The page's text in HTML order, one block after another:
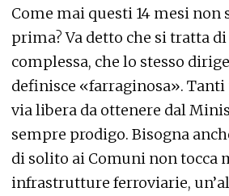
Come mai questi 14 mesi
prima? Va detto che si tratta
complessa, che lo stesso
definisce «farraginosa».
via libera da ottenere dal
sempre prodigo. Bisogna
di solito ai Comuni non tocca
infrastrutture ferroviarie,